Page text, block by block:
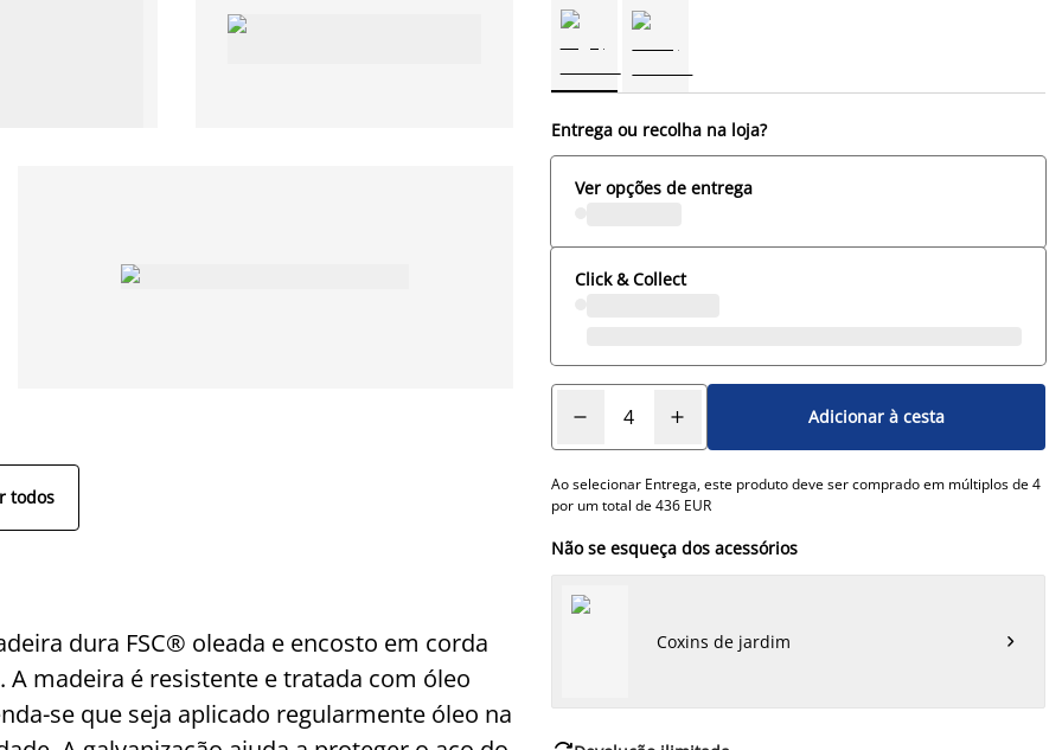
todos
dura FSC® oleada e encosto em corda
madeira é resistente e tratada com óleo
se que seja aplicado regularmente óleo na
Entrega ou recolha na loja?
Ver opções de entrega
Click & Collect
Adicionar à cesta
Ao selecionar Entrega, este produto deve ser comprado em múltiplos de 4
por um total de 436 EUR
Não se esqueça dos acessórios
Coxins de jardim 